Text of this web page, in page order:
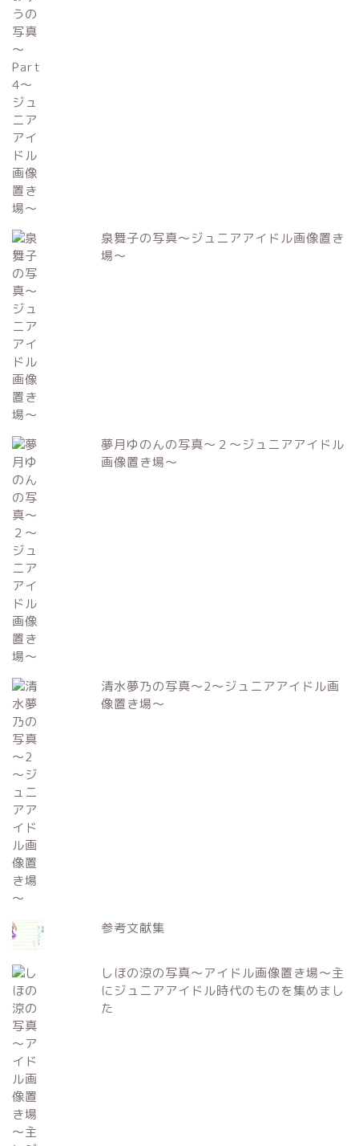
泉舞子の写真～ジュニアアイドル画像置き
場～
夢月ゆのんの写真～２～ジュニアアイドル
画像置き場～
清水夢乃の写真～2～ジュニアアイドル画
像置き場～
参考文献集
しほの涼の写真～アイドル画像置き場～主
にジュニアアイドル時代のものを集めまし
た